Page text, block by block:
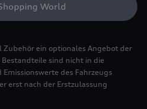
World
Zubehör ein optionales Angebot der
Bestandteile sind nicht in die
des Fahrzeugs
erst nach der Erstzulassung